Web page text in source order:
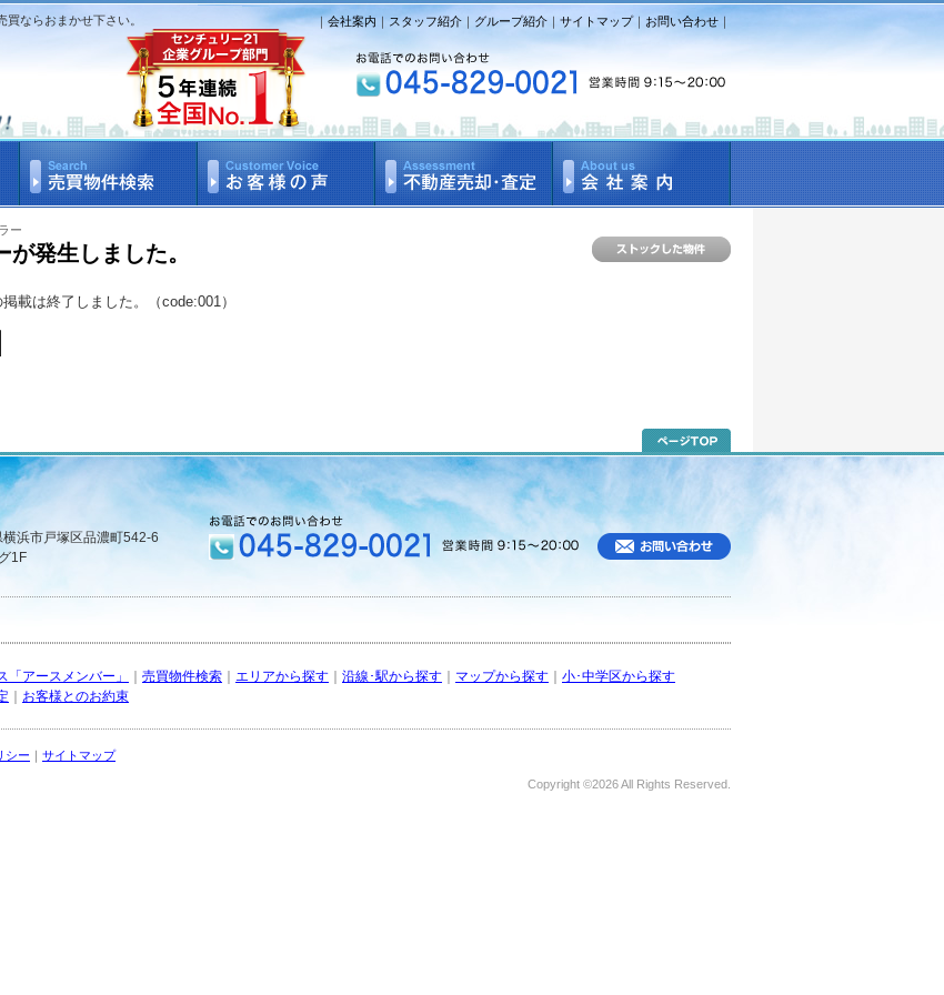
ならおまかせ下さい。 ｜会社案内 ｜スタッフ紹介 ｜ グループ紹介 ｜ サイトマップ｜ お問い合わせ ｜
ー
が発生しました。
載は終了しました。（code:001）
浜市戸塚区品濃町542-6
1F
「アースメンバー」 売買物件検索 エリアから探す 沿線･駅から探す マップから探す
小･中学区から探す
お客様とのお約束
シー ｜ サイトマップ
Copyright ©2026 All Rights Reserved.